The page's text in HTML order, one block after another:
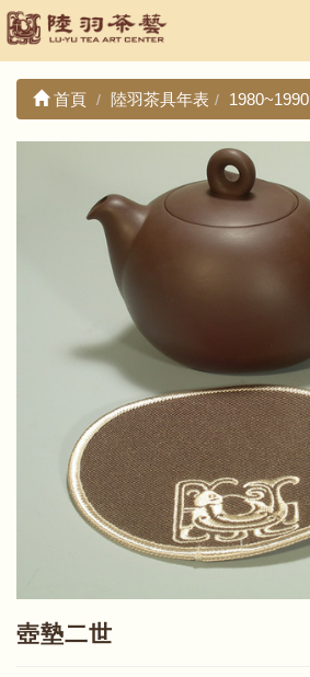
首頁 陸羽茶具年表 1980~1990
壺墊二世